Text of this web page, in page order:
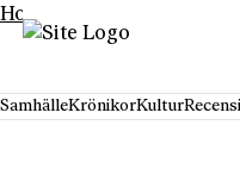
Hoppa till innehåll
SamhälleKrönikorKultur